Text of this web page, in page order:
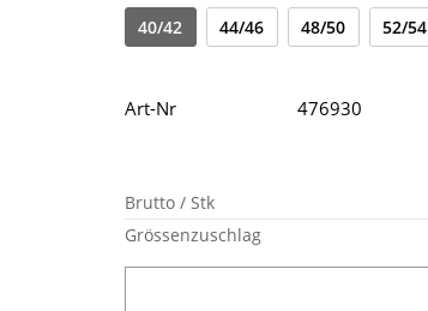
40/42 44/46 48/50 52/54
Brutto / Stk
Grössenzuschlag
Art-Nr 476930